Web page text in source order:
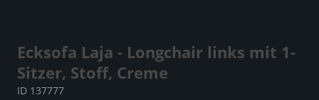
Ecksofa Laja - Longchair links mit 1-
Sitzer, Stoff, Creme
ID 137777